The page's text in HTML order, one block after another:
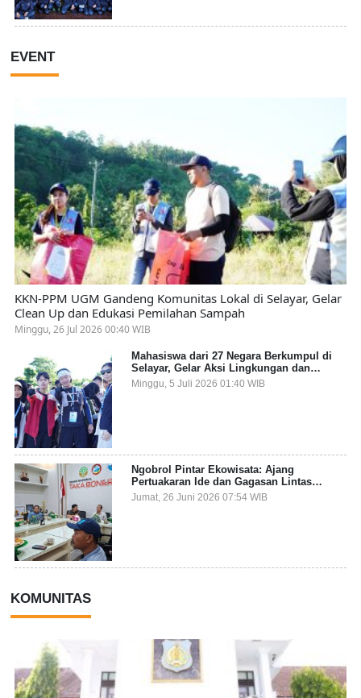
EVENT
KKN-PPM UGM Gandeng Komunitas Lokal di Selayar, Gelar
Clean Up dan Edukasi Pemilahan Sampah
Minggu, 26 Jul 2026 00:40 WIB
Mahasiswa dari 27 Negara Berkumpul di
Selayar, Gelar Aksi Lingkungan dan
Dalami Kearifan Lokal Bumi Tanadoang
Minggu, 5 Juli 2026 01:40 WIB
Ngobrol Pintar Ekowisata: Ajang
Pertuakaran Ide dan Gagasan Lintas
Sektor
Jumat, 26 Juni 2026 07:54 WIB
KOMUNITAS